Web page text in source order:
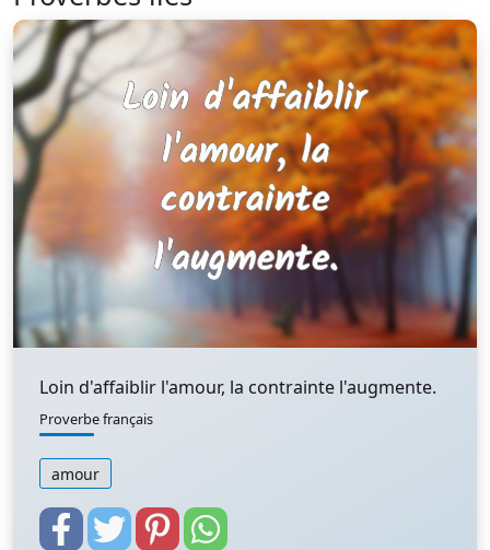
Loin d'affaiblir l'amour, la contrainte l'augmente.
Proverbe français
amour